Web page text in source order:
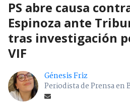
PS abre causa
Espinoza ante
tras investigación
VIF
Génesis Friz
Periodista de Prensa en